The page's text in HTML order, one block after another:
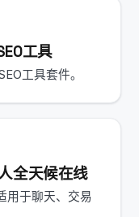
工具
工具套件。
全天候在线
用于聊天、交易